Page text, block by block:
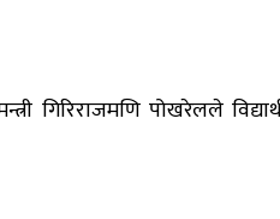
गिरिराजमणि पोखरेलले